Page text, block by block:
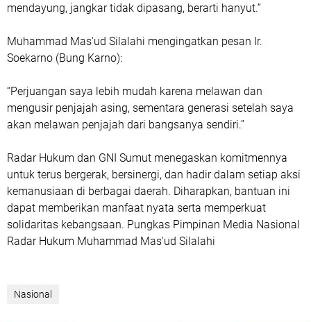
mendayung, jangkar tidak dipasang, berarti hanyut.”
Muhammad Mas'ud Silalahi mengingatkan pesan Ir.
Soekarno (Bung Karno):
“Perjuangan saya lebih mudah karena melawan dan
mengusir penjajah asing, sementara generasi setelah saya
akan melawan penjajah dari bangsanya sendiri.”
Radar Hukum dan GNI Sumut menegaskan komitmennya
untuk terus bergerak, bersinergi, dan hadir dalam setiap aksi
kemanusiaan di berbagai daerah. Diharapkan, bantuan ini
dapat memberikan manfaat nyata serta memperkuat
solidaritas kebangsaan. Pungkas Pimpinan Media Nasional
Radar Hukum Muhammad Mas'ud Silalahi
Nasional